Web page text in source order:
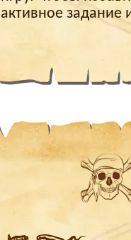
активное задание